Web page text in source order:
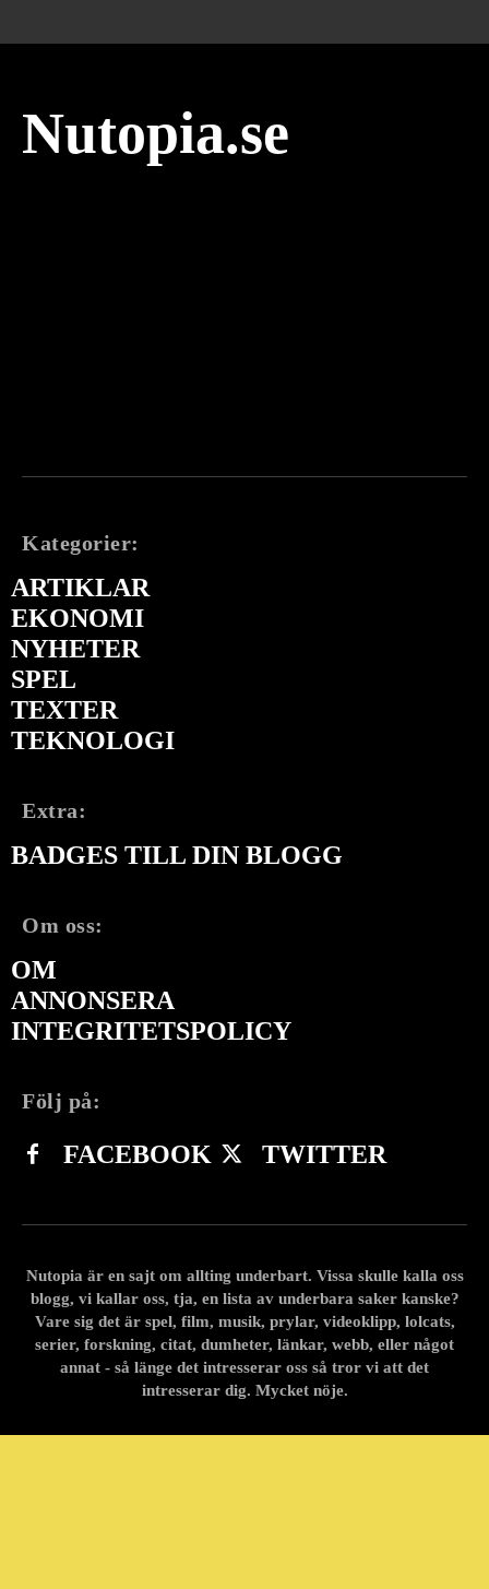
Nutopia.se
Kategorier:
ARTIKLAR
EKONOMI
NYHETER
SPEL
TEXTER
TEKNOLOGI
Extra:
BADGES TILL DIN BLOGG
Om oss:
OM
ANNONSERA
INTEGRITETSPOLICY
Följ på:
FACEBOOK TWITTER
Nutopia är en sajt om allting underbart. Vissa skulle kalla oss
blogg, vi kallar oss, tja, en lista av underbara saker kanske?
Vare sig det är spel, film, musik, prylar, videoklipp, lolcats,
serier, forskning, citat, dumheter, länkar, webb, eller något
annat - så länge det intresserar oss så tror vi att det
intresserar dig. Mycket nöje.